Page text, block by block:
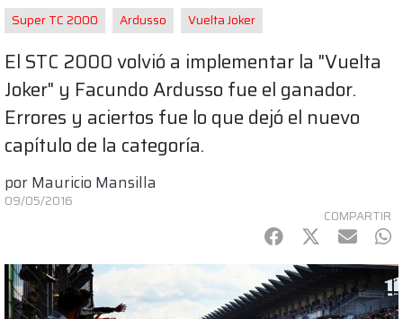
Super TC 2000 Ardusso Vuelta Joker
El STC 2000 volvió a implementar la "Vuelta
Joker" y Facundo Ardusso fue el ganador.
Errores y aciertos fue lo que dejó el nuevo
capítulo de la categoría.
por Mauricio Mansilla
09/05/2016
COMPARTIR
Facebook
Twitter
mail